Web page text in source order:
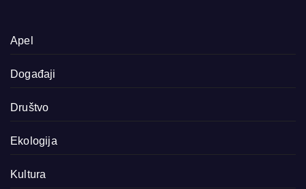
Apel
Događaji
Društvo
Ekologija
Kultura